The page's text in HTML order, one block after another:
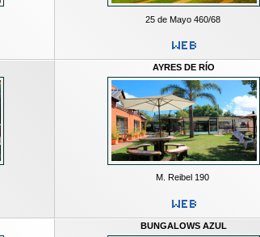
25 de Mayo 460/68
AYRES DE RÍO
M. Reibel 190
BUNGALOWS AZUL